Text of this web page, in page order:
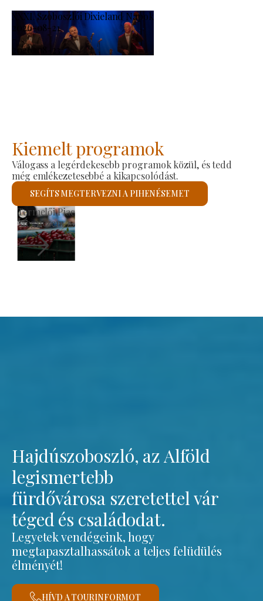
XXXI. Szoboszlói Dixieland Napok
2026-08-21
-
2026-08-23
Kiemelt programok
Válogass a legérdekesebb programok közül, és tedd
még emlékezetesebbé a kikapcsolódást.
SEGÍTS MEGTERVEZNI A PIHENÉSEMET
Szent László Római Katolikus Templom
Megnézem
Hajdúszoboszló, az Alföld
legismertebb
fürdővárosa szeretettel vár
téged és családodat.
Legyetek vendégeink, hogy
megtapasztalhassátok a teljes felüdülés
élményét!
HÍVD A TOURINFORMOT